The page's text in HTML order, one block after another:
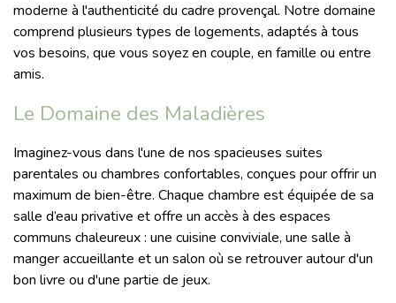
moderne à l'authenticité du cadre provençal. Notre domaine
comprend plusieurs types de logements, adaptés à tous
vos besoins, que vous soyez en couple, en famille ou entre
amis.
Le Domaine des Maladières
Imaginez-vous dans l'une de nos spacieuses suites
parentales ou chambres confortables, conçues pour offrir un
maximum de bien-être. Chaque chambre est équipée de sa
salle d’eau privative et offre un accès à des espaces
communs chaleureux : une cuisine conviviale, une salle à
manger accueillante et un salon où se retrouver autour d'un
bon livre ou d'une partie de jeux.